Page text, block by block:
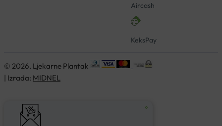
Aircash
KeksPay
© 2026. Ljekarne Plantak
| Izrada: MIDNEL